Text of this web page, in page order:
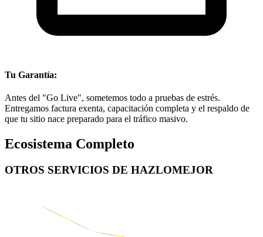
Tu Garantía:
Antes del "Go Live", sometemos todo a pruebas de estrés.
Entregamos factura exenta, capacitación completa y el respaldo de
que tu sitio nace preparado para el tráfico masivo.
Ecosistema Completo
OTROS SERVICIOS DE HAZLOMEJOR